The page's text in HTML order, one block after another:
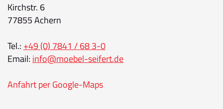
Kirchstr. 6
77855 Achern
Tel.: +49 (0) 7841 / 68 3-0
Email: info@moebel-seifert.de
Anfahrt per Google-Maps